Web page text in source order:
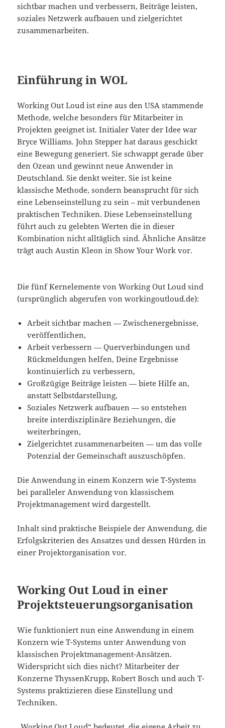
sichtbar machen und verbessern, Beiträge leisten,
soziales Netzwerk aufbauen und zielgerichtet
zusammenarbeiten.
Einführung in WOL
Working Out Loud ist eine aus den USA stammende
Methode, welche besonders für Mitarbeiter in
Projekten geeignet ist. Initialer Vater der Idee war
Bryce Williams. John Stepper hat daraus geschickt
eine Bewegung generiert. Sie schwappt gerade über
den Ozean und gewinnt neue Anwender in
Deutschland. Sie denkt weiter. Sie ist keine
klassische Methode, sondern beansprucht für sich
eine Lebenseinstellung zu sein – mit verbundenen
praktischen Techniken. Diese Lebenseinstellung
führt auch zu gelebten Werten die in dieser
Kombination nicht alltäglich sind. Ähnliche Ansätze
trägt auch Austin Kleon in Show Your Work vor.
Die fünf Kernelemente von Working Out Loud sind
(ursprünglich abgerufen von workingoutloud.de):
Arbeit sichtbar machen — Zwischenergebnisse,
veröffentlichen,
Arbeit verbessern — Querverbindungen und
Rückmeldungen helfen, Deine Ergebnisse
kontinuierlich zu verbessern,
Großzügige Beiträge leisten — biete Hilfe an,
anstatt Selbstdarstellung,
Soziales Netzwerk aufbauen — so entstehen
breite interdisziplinäre Beziehungen, die
weiterbringen,
Zielgerichtet zusammenarbeiten — um das volle
Potenzial der Gemeinschaft auszuschöpfen.
Die Anwendung in einem Konzern wie T-Systems
bei paralleler Anwendung von klassischem
Projektmanagement wird dargestellt.
Inhalt sind praktische Beispiele der Anwendung, die
Erfolgskriterien des Ansatzes und dessen Hürden in
einer Projektorganisation vor.
Working Out Loud in einer
Projektsteuerungsorganisation
Wie funktioniert nun eine Anwendung in einem
Konzern wie T-Systems unter Anwendung von
klassischen Projektmanagement-Ansätzen.
Widerspricht sich dies nicht? Mitarbeiter der
Konzerne ThyssenKrupp, Robert Bosch und auch T-
Systems praktizieren diese Einstellung und
Techniken.